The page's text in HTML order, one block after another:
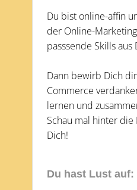
Du bist online-affin
der Online-
passsende Skills
Dann bewirb Dich
Commerce
lernen und
Schau mal hinter
Dich!
Du hast Lust auf: